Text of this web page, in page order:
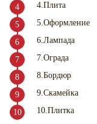
4.Плита
5.Оформление
6.Лампада
7.Ограда
8.Бордюр
9.Скамейка
10.Плитка